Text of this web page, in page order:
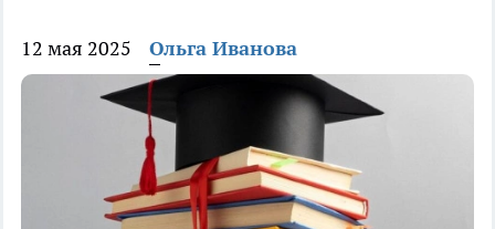
12 мая 2025 Ольга Иванова